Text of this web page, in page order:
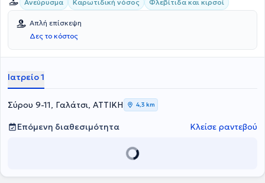
Ανεύρυσμα Καρωτιδική νόσος Φλεβίτιδα και κιρσοί
Απλή επίσκεψη
Δες το κόστος
Ιατρείο 1
Σύρου 9-11, Γαλάτσι, ΑΤΤΙΚΗ 4,3 km
Επόμενη διαθεσιμότητα Κλείσε ραντεβού